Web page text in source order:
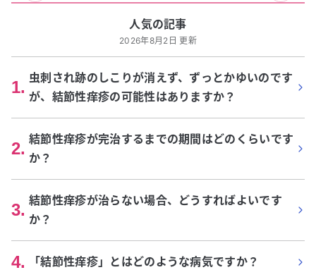
人気の記事
2026年8月2日 更新
1. 虫刺され跡のしこりが消えず、ずっとかゆいのです
が、結節性痒疹の可能性はありますか？
2. 結節性痒疹が完治するまでの期間はどのくらいです
か？
3. 結節性痒疹が治らない場合、どうすればよいです
か？
4. 「結節性痒疹」とはどのような病気ですか？